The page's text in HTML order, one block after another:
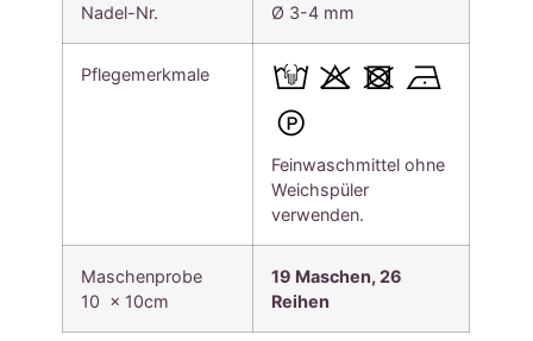
Nadel-Nr. Ø 3-4 mm
Pflegemerkmale
Feinwaschmittel ohne
Weichspüler
verwenden.
Maschenprobe
10 x 10cm
19 Maschen, 26
Reihen